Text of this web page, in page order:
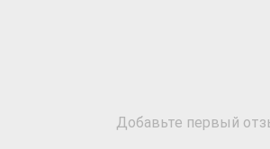
Добавьте первый